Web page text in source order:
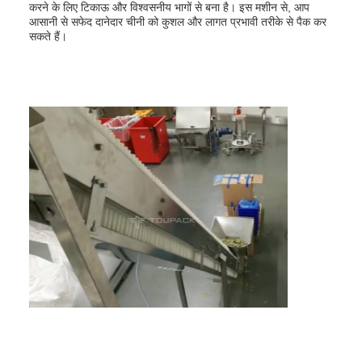
करने के लिए टिकाऊ और विश्वसनीय भागों से बना है। इस मशीन से, आप
आसानी से सफेद दानेदार चीनी को कुशल और लागत प्रभावी तरीके से पैक कर
सकते हैं।